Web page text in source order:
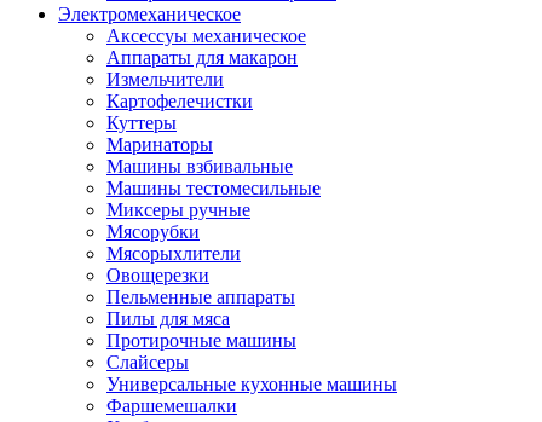
Электромеханическое
Аксессуы механическое
Аппараты для макарон
Измельчители
Картофелечистки
Куттеры
Маринаторы
Машины взбивальные
Машины тестомесильные
Миксеры ручные
Мясорубки
Мясорыхлители
Овощерезки
Пельменные аппараты
Пилы для мяса
Протирочные машины
Слайсеры
Универсальные кухонные машины
Фаршемешалки